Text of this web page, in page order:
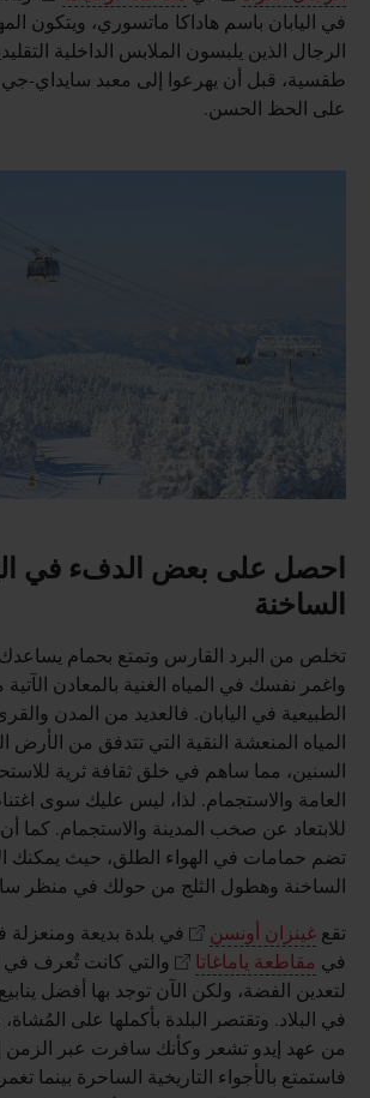
في اليابان باسم هاداكا ماتسوري، ويتكون
الرجال الذين يلبسون الملابس الداخلية
طقسية، قبل أن يهرعوا إلى معبد سايداي-
على الحظ الحسن.
احصل على بعض الدفء في
الساخنة
تخلص من البرد القارس وتمتع بحمام يساعدك
واغمر نفسك في المياه الغنية بالمعادن الآتية
الطبيعية في اليابان. فالعديد من المدن
المياه المنعشة النقية التي تتدفق من الأرض
السنين، مما ساهم في خلق ثقافة ثرية
العامة والاستجمام. لذا، ليس عليك سوى
للابتعاد عن صخب المدينة والاستجمام. كما
تضم حمامات في الهواء الطلق، حيث يمكنك
الساخنة وهطول الثلج من حولك في منظر
تقع غينزان أونسن
في بلدة بديعة
في مقاطعة ياماغاتا
والتي كانت تُعرف في
لتعدين الفضة، ولكن الآن توجد بها أفضل
في البلاد. وتقتصر البلدة بأكملها على
من عهد إيدو تشعر وكأنك سافرت عبر الزمن
فاستمتع بالأجواء التاريخية الساحرة بينما